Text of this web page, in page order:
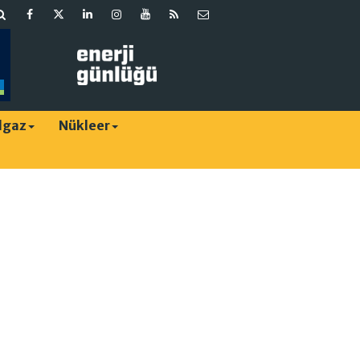
Nükleer